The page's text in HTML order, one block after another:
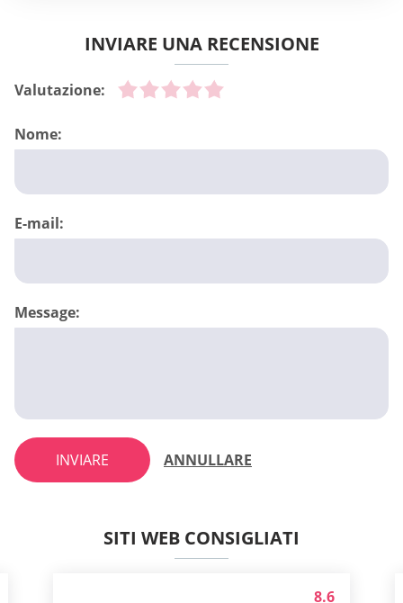
INVIARE UNA RECENSIONE
Valutazione:
Nome:
E-mail:
Message:
INVIARE ANNULLARE
SITI WEB CONSIGLIATI
8.6